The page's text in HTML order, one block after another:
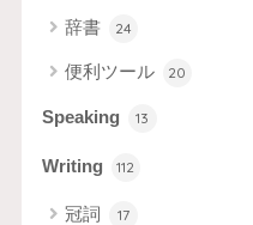
辞書 24
便利ツール 20
Speaking 13
Writing 112
冠詞 17